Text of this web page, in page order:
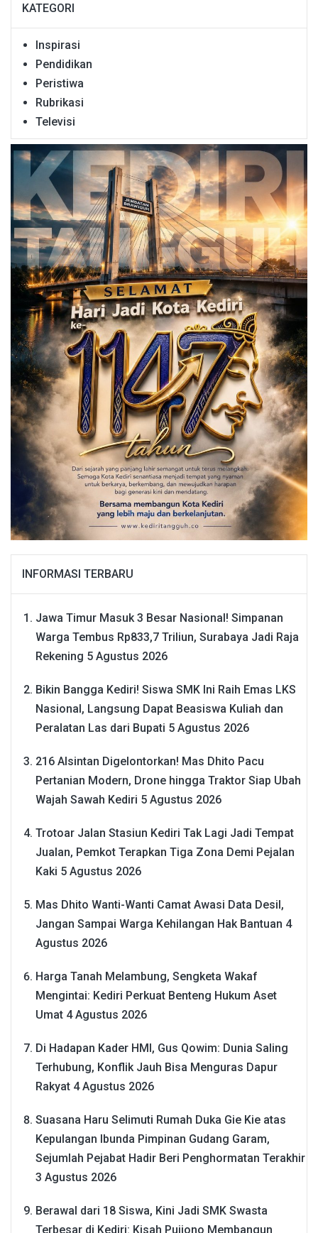
KATEGORI
Inspirasi
Pendidikan
Peristiwa
Rubrikasi
Televisi
INFORMASI TERBARU
Jawa Timur Masuk 3 Besar Nasional! Simpanan
Warga Tembus Rp833,7 Triliun, Surabaya Jadi Raja
Rekening 5 Agustus 2026
Bikin Bangga Kediri! Siswa SMK Ini Raih Emas LKS
Nasional, Langsung Dapat Beasiswa Kuliah dan
Peralatan Las dari Bupati 5 Agustus 2026
216 Alsintan Digelontorkan! Mas Dhito Pacu
Pertanian Modern, Drone hingga Traktor Siap Ubah
Wajah Sawah Kediri 5 Agustus 2026
Trotoar Jalan Stasiun Kediri Tak Lagi Jadi Tempat
Jualan, Pemkot Terapkan Tiga Zona Demi Pejalan
Kaki 5 Agustus 2026
Mas Dhito Wanti-Wanti Camat Awasi Data Desil,
Jangan Sampai Warga Kehilangan Hak Bantuan 4
Agustus 2026
Harga Tanah Melambung, Sengketa Wakaf
Mengintai: Kediri Perkuat Benteng Hukum Aset
Umat 4 Agustus 2026
Di Hadapan Kader HMI, Gus Qowim: Dunia Saling
Terhubung, Konflik Jauh Bisa Menguras Dapur
Rakyat 4 Agustus 2026
Suasana Haru Selimuti Rumah Duka Gie Kie atas
Kepulangan Ibunda Pimpinan Gudang Garam,
Sejumlah Pejabat Hadir Beri Penghormatan Terakhir
3 Agustus 2026
Berawal dari 18 Siswa, Kini Jadi SMK Swasta
Terbesar di Kediri: Kisah Pujiono Membangun